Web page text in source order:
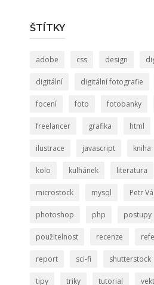
ŠTÍTKY
adobe css design
digitální digitální fotografie
focení foto fotobanky
freelancer grafika html
ilustrace javascript kniha
kolo kulhánek literatura
microstock mysql Petr
photoshop php postupy
použitelnost recenze
report sci-fi shutterstock
tipy triky tutorial